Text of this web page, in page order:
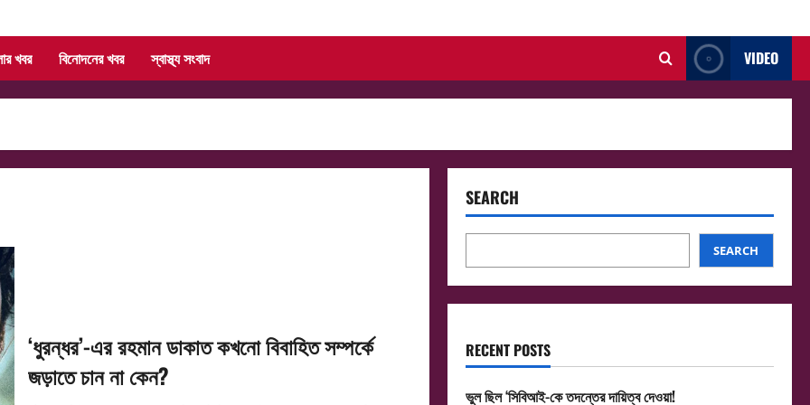
খবর বিনোদনের খবর স্বাস্থ্য সংবাদ VIDEO
‘ধুরন্ধর’-এর রহমান ডাকাত কখনো বিবাহিত সম্পর্কে
জড়াতে চান না কেন?
SEARCH
SEARCH
RECENT POSTS
ভুল ছিল ‘সিবিআই-কে তদন্তের দায়িত্ব দেওয়া!